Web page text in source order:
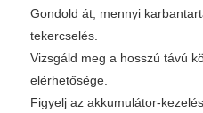
Gondold át, mennyi
tekercselés.
Vizsgáld meg a hosszú távú
elérhetősége.
Figyelj az akkumulátor-